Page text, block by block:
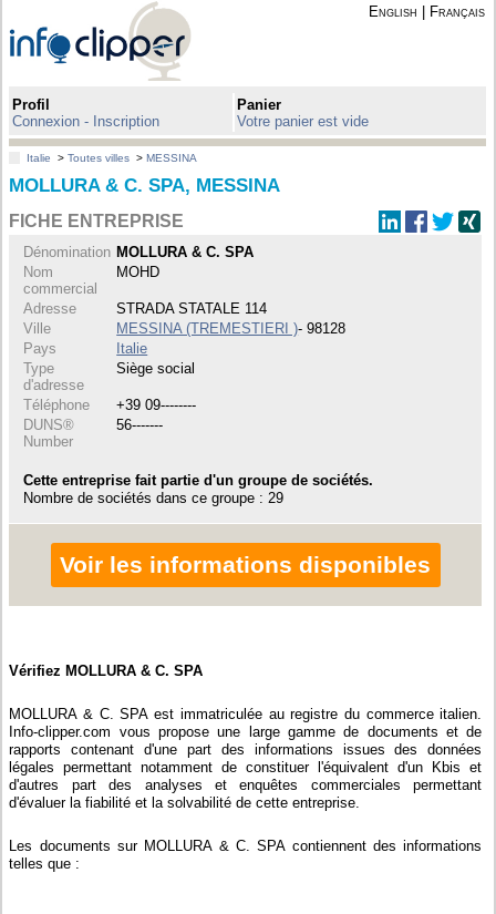
English Français
Profil
Connexion - Inscription
Panier
Votre panier est vide
Italie >Toutes villes >MESSINA
MOLLURA & C. SPA, MESSINA
FICHE ENTREPRISE
Dénomination MOLLURA & C. SPA
Nom
commercial
MOHD
Adresse
STRADA STATALE 114
Ville
MESSINA (TREMESTIERI )- 98128
Pays
Italie
Type
d'adresse
Siège social
Téléphone
+39 09--------
DUNS®
Number
56-------
Cette entreprise fait partie d'un groupe de sociétés.
Nombre de sociétés dans ce groupe : 29
Voir les informations disponibles
Vérifiez MOLLURA & C. SPA
MOLLURA & C. SPA est immatriculée au registre du commerce italien.
Info-clipper.com vous propose une large gamme de documents et de
rapports contenant d'une part des informations issues des données
légales permettant notamment de constituer l'équivalent d'un Kbis et
d'autres part des analyses et enquêtes commerciales permettant
d'évaluer la fiabilité et la solvabilité de cette entreprise.
Les documents sur MOLLURA & C. SPA contiennent des informations
telles que :